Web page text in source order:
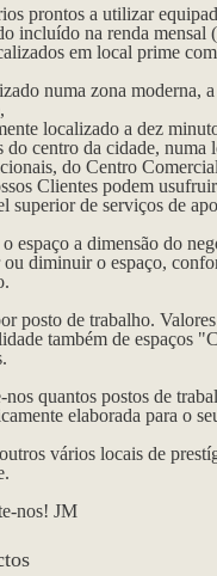
prontos a utilizar
incluído na renda
em local prime
numa zona moderna,
localizado a dez
do centro da cidade, numa
do Centro
Clientes podem
superior de serviços de
espaço a dimensão do
diminuir o espaço,
posto de trabalho.
também de espaços
quantos postos de
elaborada para o
vários locais de
nos! JM